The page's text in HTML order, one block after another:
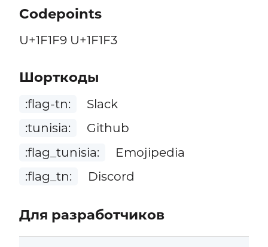
Codepoints
U+1F1F9 U+1F1F3
Шорткоды
:flag-tn:
Slack
:tunisia:
Github
:flag_tunisia:
Emojipedia
:flag_tn:
Discord
Для разработчиков